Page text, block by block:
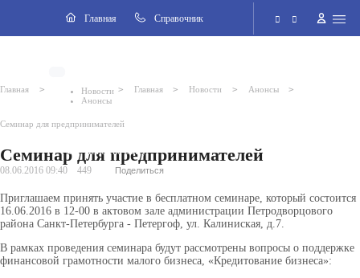
Главная Cправочник
Версия для слабовидящих
Поиск по сайту
федерального значения Санкт-Петербурга поселок Стрельна
Главная >
Новости
Анонсы
> Главная > Новости > Анонсы >
Семинар для предпринимателей
Семинар для предпринимателей
08.06.2016 09:40 449 Поделиться
Приглашаем принять участие в бесплатном семинаре, который состоится
16.06.2016 в 12-00 в актовом зале администрации Петродворцового
района Санкт-Петербурга - Петергоф, ул. Калиниская, д.7.
В рамках проведения семинара будут рассмотрены вопросы о поддержке
финансовой грамотности малого бизнеса, «Кредитование бизнеса»: